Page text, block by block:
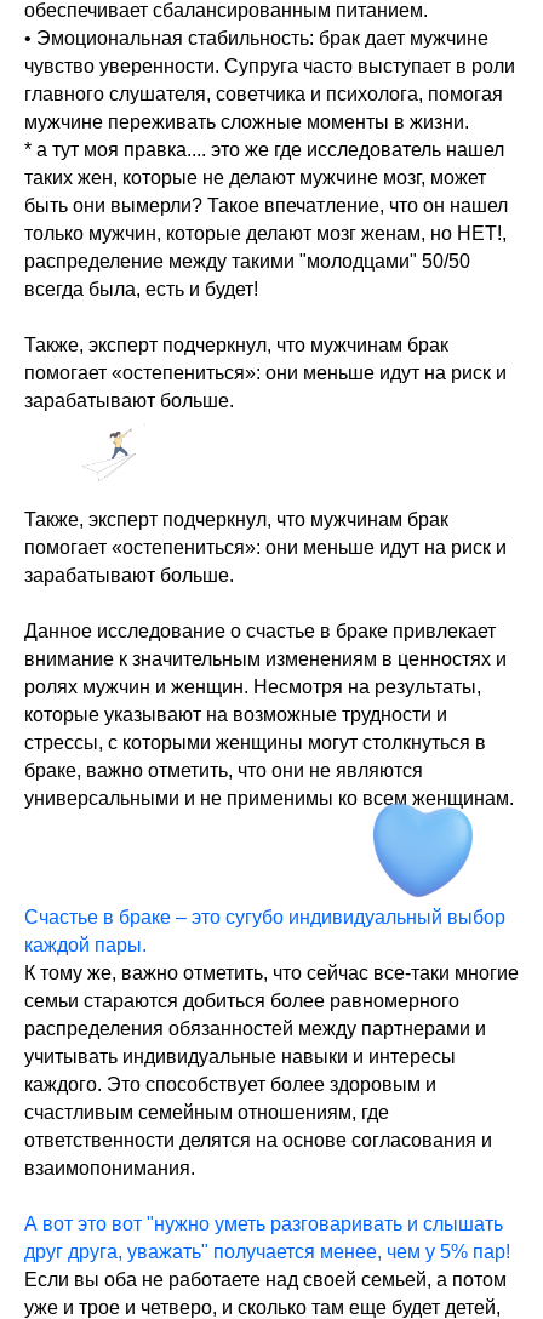
обеспечивает сбалансированным питанием.
• Эмоциональная стабильность: брак дает мужчине
чувство уверенности. Супруга часто выступает в роли
главного слушателя, советчика и психолога, помогая
мужчине переживать сложные моменты в жизни.
* а тут моя правка.... это же где исследователь нашел
таких жен, которые не делают мужчине мозг, может
быть они вымерли? Такое впечатление, что он нашел
только мужчин, которые делают мозг женам, но НЕТ!,
распределение между такими "молодцами" 50/50
всегда была, есть и будет!
Также, эксперт подчеркнул, что мужчинам брак
помогает «остепениться»: они меньше идут на риск и
зарабатывают больше.
Также, эксперт подчеркнул, что мужчинам брак
помогает «остепениться»: они меньше идут на риск и
зарабатывают больше.
Данное исследование о счастье в браке привлекает
внимание к значительным изменениям в ценностях и
ролях мужчин и женщин. Несмотря на результаты,
которые указывают на возможные трудности и
стрессы, с которыми женщины могут столкнуться в
браке, важно отметить, что они не являются
универсальными и не применимы ко всем женщинам.
Счастье в браке – это сугубо индивидуальный выбор
каждой пары.
К тому же, важно отметить, что сейчас все-таки многие
семьи стараются добиться более равномерного
распределения обязанностей между партнерами и
учитывать индивидуальные навыки и интересы
каждого. Это способствует более здоровым и
счастливым семейным отношениям, где
ответственности делятся на основе согласования и
взаимопонимания.
А вот это вот "нужно уметь разговаривать и слышать
друг друга, уважать" получается менее, чем у 5% пар!
Если вы оба не работаете над своей семьей, а потом
уже и трое и четверо, и сколько там еще будет детей,
Политика конфиденциальности
Прайс
Бесплатные услуги
Контакты
Возможности
Калькуляторы здоровья
Тесты
Max
Telegram
Cовет пациентов
Запись к врачам
TikTok
Одноклассники
Дзен
YouTube канал
Нельзяgram